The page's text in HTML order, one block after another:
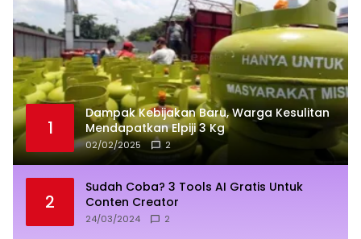
1
Dampak Kebijakan Baru, Warga Kesulitan
Mendapatkan Elpiji 3 Kg
02/02/2025 2
2
Sudah Coba? 3 Tools AI Gratis Untuk
Conten Creator
24/03/2024 2